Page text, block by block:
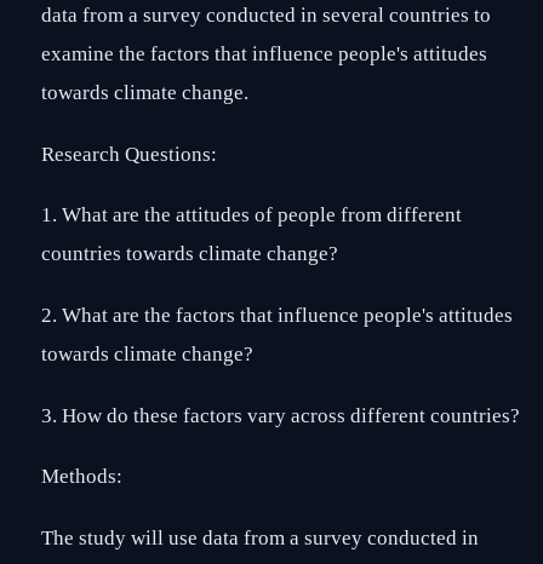
data from a survey conducted in several countries to
examine the factors that influence people's attitudes
towards climate change.
Research Questions:
1. What are the attitudes of people from different
countries towards climate change?
2. What are the factors that influence people's attitudes
towards climate change?
3. How do these factors vary across different countries?
Methods:
The study will use data from a survey conducted in